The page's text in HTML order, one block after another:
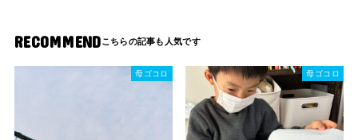
RECOMMEND
母ゴコロ 母ゴコロ